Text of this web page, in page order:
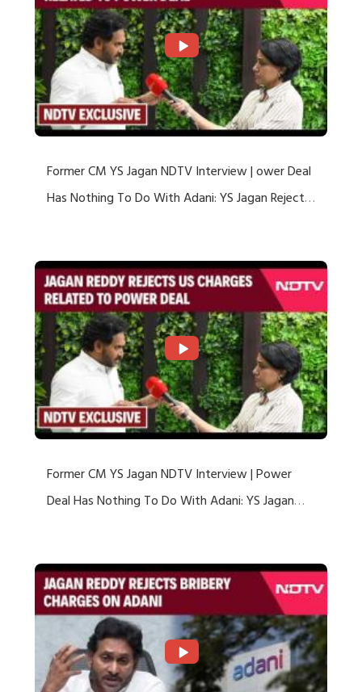
Former CM YS Jagan NDTV Interview | ower Deal
Has Nothing To Do With Adani: YS Jagan Rejects
Former CM YS Jagan NDTV Interview | Power
Deal Has Nothing To Do With Adani: YS Jagan